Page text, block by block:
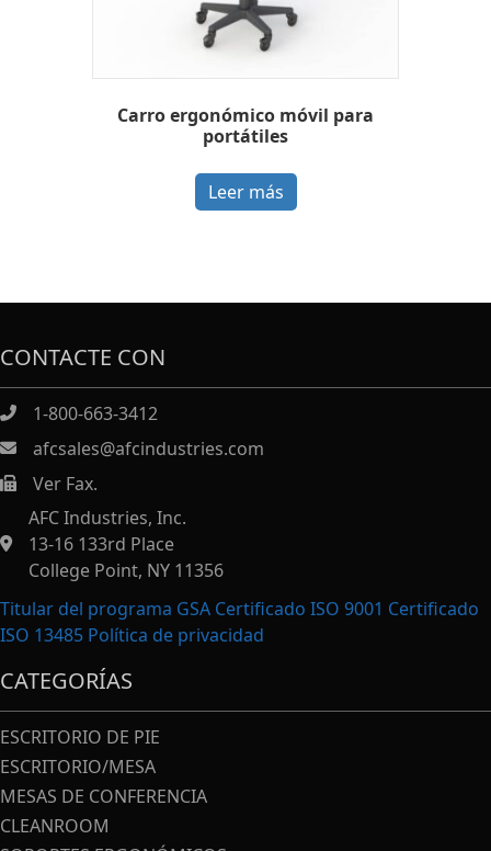
Carro ergonómico móvil para
portátiles
Leer más
CONTACTE CON
1-800-663-3412
afcsales@afcindustries.com
https://afcindustries.com/contact/#:~:text=Fax
Ver Fax.
AFC Industries, Inc.
13-16 133rd Place
College Point, NY 11356
Titular del programa GSA Certificado ISO 9001 Certificado
ISO 13485 Política de privacidad
CATEGORÍAS
ESCRITORIO DE PIE
ESCRITORIO/MESA
MESAS DE CONFERENCIA
CLEANROOM